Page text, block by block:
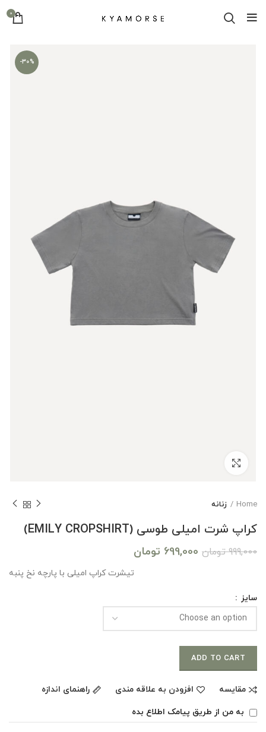
0
-30%
Home زنانه
کراپ شرت امیلی طوسی (EMILY CROPSHIRT)
999,000 تومان 699,000 تومان
تیشرت کراپ امیلی با پارچه نخ پنبه
سایز
ADD TO CART
مقایسه افزودن به علاقه مندی
راهنمای اندازه
به من از طریق پیامک اطلاع بده